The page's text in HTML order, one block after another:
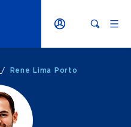
/ Rene Lima Porto